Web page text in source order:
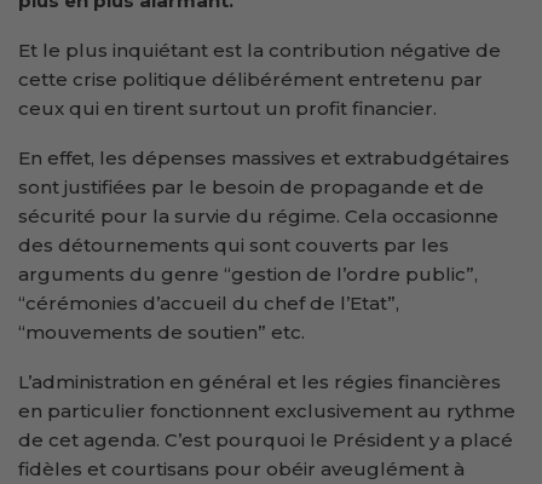
Et le plus inquiétant est la contribution négative de
cette crise politique délibérément entretenu par
ceux qui en tirent surtout un profit financier.
En effet, les dépenses massives et extrabudgétaires
sont justifiées par le besoin de propagande et de
sécurité pour la survie du régime. Cela occasionne
des détournements qui sont couverts par les
arguments du genre “gestion de l’ordre public”,
“cérémonies d’accueil du chef de l’Etat”,
“mouvements de soutien” etc.
L’administration en général et les régies financières
en particulier fonctionnent exclusivement au rythme
de cet agenda. C’est pourquoi le Président y a placé
fidèles et courtisans pour obéir aveuglément à